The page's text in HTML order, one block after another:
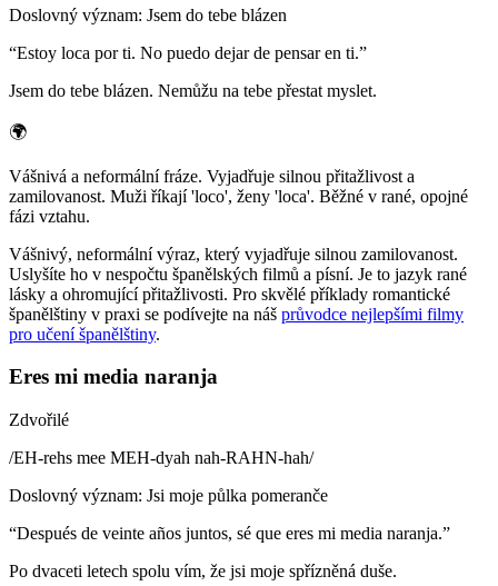
Doslovný význam: Jsem do tebe blázen
“Estoy loca por ti. No puedo dejar de pensar en ti.”
Jsem do tebe blázen. Nemůžu na tebe přestat myslet.
🌍
Vášnivá a neformální fráze. Vyjadřuje silnou přitažlivost a
zamilovanost. Muži říkají 'loco', ženy 'loca'. Běžné v rané, opojné
fázi vztahu.
Vášnivý, neformální výraz, který vyjadřuje silnou zamilovanost.
Uslyšíte ho v nespočtu španělských filmů a písní. Je to jazyk rané
lásky a ohromující přitažlivosti. Pro skvělé příklady romantické
španělštiny v praxi se podívejte na náš průvodce nejlepšími filmy
pro učení španělštiny.
Eres mi media naranja
Zdvořilé
/EH-rehs mee MEH-dyah nah-RAHN-hah/
Doslovný význam: Jsi moje půlka pomeranče
“Después de veinte años juntos, sé que eres mi media naranja.”
Po dvaceti letech spolu vím, že jsi moje spřízněná duše.